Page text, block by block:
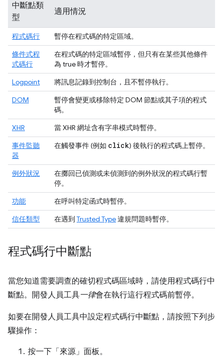
中斷點類
型
適用情況
程式碼行
暫停在程式碼的特定區域。
條件式程
式碼行
在程式碼的特定區域暫停，但只有在某些其他條件
為 true 時才暫停。
Logpoint
將訊息記錄到控制台 ，且不暫停執行。
DOM
暫停會變更或移除特定 DOM 節點或其子項的程式
碼。
XHR
當 XHR 網址含有字串模式時暫停。
事件監聽
器
在觸發事件 (例如 click) 後執行的程式碼上暫停。
例外狀況
在擲回已偵測或未偵測到的例外狀況的程式碼行暫
停。
功能
在呼叫特定函式時暫停。
信任類型
在遇到 Trusted Type違規問題時暫停。
程式碼行中斷點
當您知道需要調查的確切程式碼區域時，請使用程式碼行中
斷點。開發人員工具一律會在執行這行程式碼前暫停。
如要在開發人員工具中設定程式碼行中斷點，請按照下列步
驟操作：
按一下「來源」 面板。